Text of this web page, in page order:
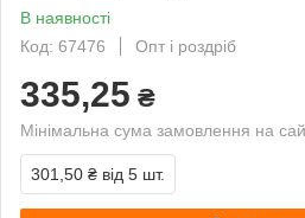
В наявності
Код: 67476
Опт і роздріб
335,25 ₴
Мінімальна сума замовлення на
301,50 ₴ від 5 шт.